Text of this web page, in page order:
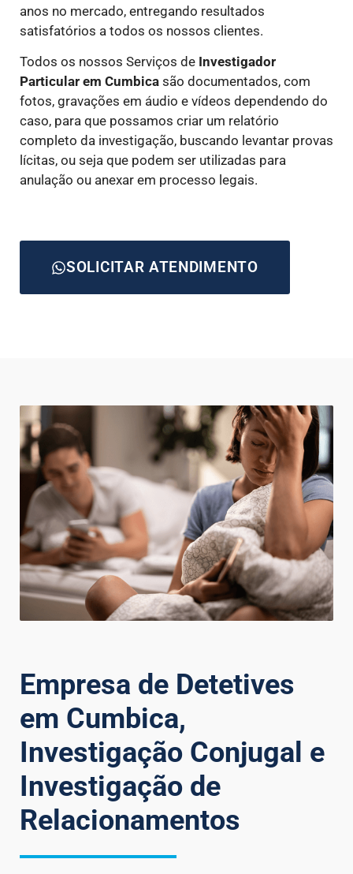
anos no mercado, entregando resultados
satisfatórios a todos os nossos clientes.
Todos os nossos Serviços de Investigador
Particular em Cumbica são documentados, com
fotos, gravações em áudio e vídeos dependendo do
caso, para que possamos criar um relatório
completo da investigação, buscando levantar provas
lícitas, ou seja que podem ser utilizadas para
anulação ou anexar em processo legais.
SOLICITAR ATENDIMENTO
Empresa de Detetives
em Cumbica,
Investigação Conjugal e
Investigação de
Relacionamentos